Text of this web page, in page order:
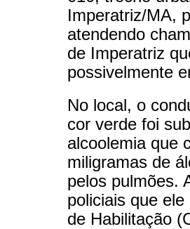
Imperatriz/MA,
atendendo
de Imperatriz
possivelmente
No local, o
cor verde foi
alcoolemia que
miligramas de
pelos pulmões.
policiais que
de Habilitação